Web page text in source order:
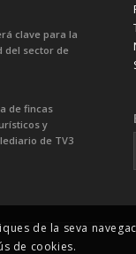
clave para la
del sector de
de fincas
y
de TV3
de la seva
de cookies.